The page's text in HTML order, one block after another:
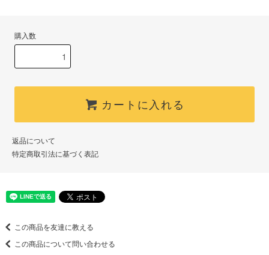
購入数
カートに入れる
返品について
特定商取引法に基づく表記
この商品を友達に教える
この商品について問い合わせる